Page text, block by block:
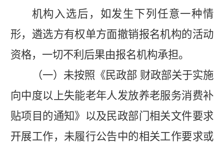
机构入选后，如发生下列任意一种情
形，遴选方有权单方面撤销报名机构的活动
资格，一切不利后果由报名机构承担。
（一）未按照《民政部 财政部关于实施
向中度以上失能老年人发放养老服务消费补
贴项目的通知》以及民政部门相关文件要求
开展工作，未履行公告中的相关工作要求或